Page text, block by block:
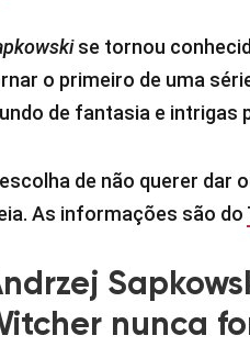
se tornou
o primeiro de uma
de fantasia e intrigas
de não querer dar
As informações são do
nunca